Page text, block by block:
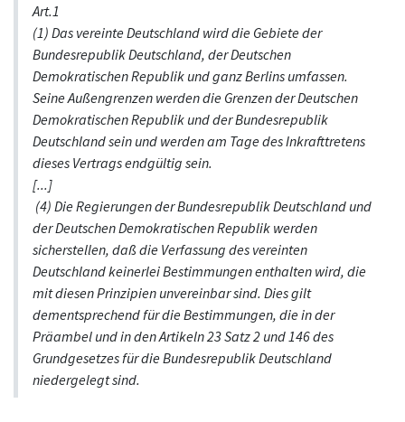
Art.1
(1) Das vereinte Deutschland wird die Gebiete der
Bundesrepublik Deutschland, der Deutschen
Demokratischen Republik und ganz Berlins umfassen.
Seine Außengrenzen werden die Grenzen der Deutschen
Demokratischen Republik und der Bundesrepublik
Deutschland sein und werden am Tage des Inkrafttretens
dieses Vertrags endgültig sein.
[...]
(4) Die Regierungen der Bundesrepublik Deutschland und
der Deutschen Demokratischen Republik werden
sicherstellen, daß die Verfassung des vereinten
Deutschland keinerlei Bestimmungen enthalten wird, die
mit diesen Prinzipien unvereinbar sind. Dies gilt
dementsprechend für die Bestimmungen, die in der
Präambel und in den Artikeln 23 Satz 2 und 146 des
Grundgesetzes für die Bundesrepublik Deutschland
niedergelegt sind.